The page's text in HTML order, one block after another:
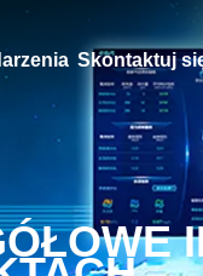
Skontaktuj